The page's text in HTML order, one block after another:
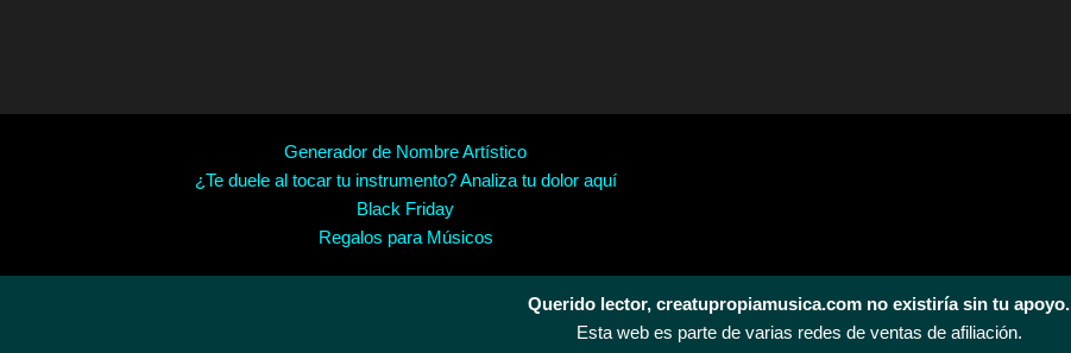
Generador de Nombre Artístico
¿Te duele al tocar tu instrumento? Analiza tu dolor aquí
Black Friday
Regalos para Músicos
Querido lector, creatupropiamusica.com no existiría sin tu apoyo.
Esta web es parte de varias redes de ventas de afiliación.